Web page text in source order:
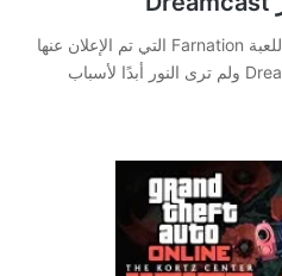
انتشرت بعض الفيديوهات للعبة Farnation التي تم الإعلان عنها
قبل 24 عام لجهاز Dreamcast ولم ترى النور أبدًا لأسباب